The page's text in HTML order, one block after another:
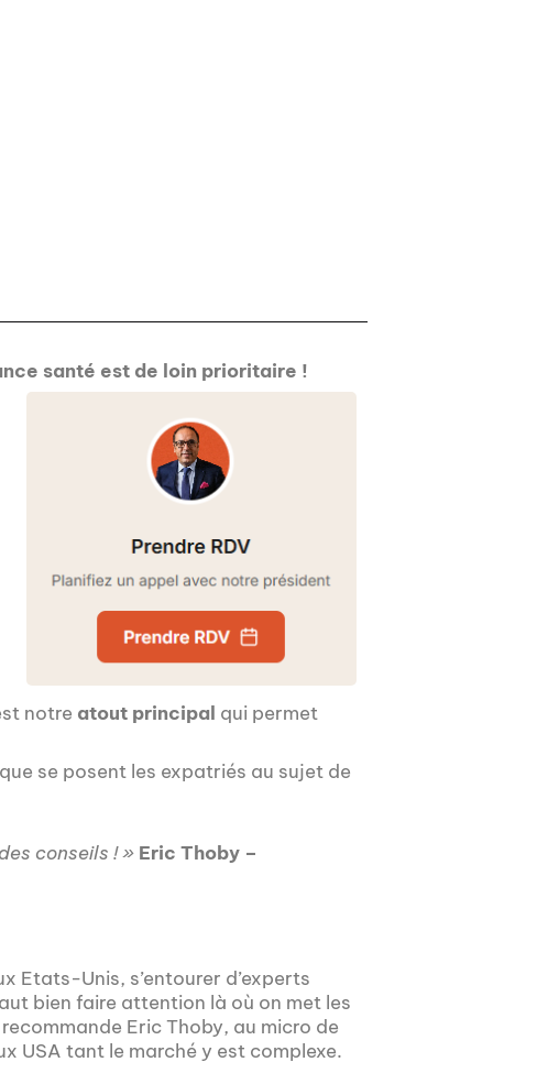
santé est de loin prioritaire !
notre atout principal qui permet
se posent les expatriés au sujet de
conseils ! » Eric Thoby –
Etats-Unis, s’entourer d’experts
bien faire attention là où on met les
Eric Thoby, au micro de
USA tant le marché y est complexe.